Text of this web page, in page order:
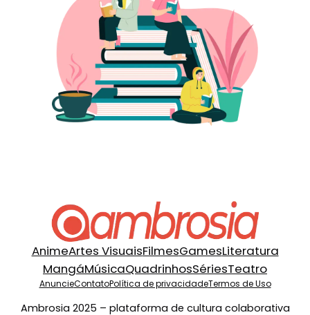
AnimeArtes VisuaisFilmesGamesLiteratura
MangáMúsicaQuadrinhosSériesTeatro
AnuncieContatoPolítica de privacidadeTermos de Uso
Ambrosia 2025 – plataforma de cultura colaborativa